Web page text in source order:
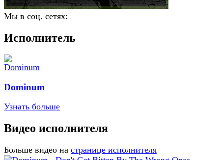
Мы в соц. сетях:
Исполнитель
Dominum
Узнать больше
Видео исполнителя
Больше видео на странице исполнителя